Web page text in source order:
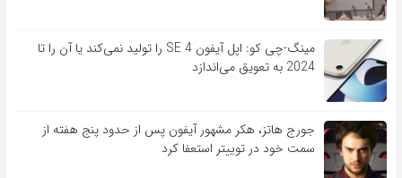
مینگ-چی کو: اپل آیفون SE 4 را تولید نمی‌کند یا آن را تا
2024 به تعویق می‌اندازد
جورج هاتز، هکر مشهور آیفون پس از حدود پنج هفته از
سمت خود در توییتر استعفا کرد